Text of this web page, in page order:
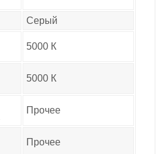
Серый
5000 К
5000 К
Прочее
Прочее